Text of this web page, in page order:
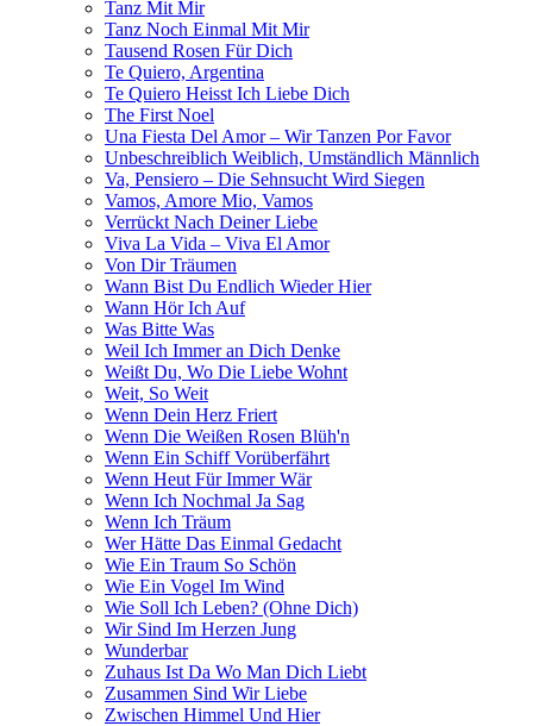
Tanz Mit Mir
Tanz Noch Einmal Mit Mir
Tausend Rosen Für Dich
Te Quiero, Argentina
Te Quiero Heisst Ich Liebe Dich
The First Noel
Una Fiesta Del Amor – Wir Tanzen Por Favor
Unbeschreiblich Weiblich, Umständlich Männlich
Va, Pensiero – Die Sehnsucht Wird Siegen
Vamos, Amore Mio, Vamos
Verrückt Nach Deiner Liebe
Viva La Vida – Viva El Amor
Von Dir Träumen
Wann Bist Du Endlich Wieder Hier
Wann Hör Ich Auf
Was Bitte Was
Weil Ich Immer an Dich Denke
Weißt Du, Wo Die Liebe Wohnt
Weit, So Weit
Wenn Dein Herz Friert
Wenn Die Weißen Rosen Blüh'n
Wenn Ein Schiff Vorüberfährt
Wenn Heut Für Immer Wär
Wenn Ich Nochmal Ja Sag
Wenn Ich Träum
Wer Hätte Das Einmal Gedacht
Wie Ein Traum So Schön
Wie Ein Vogel Im Wind
Wie Soll Ich Leben? (Ohne Dich)
Wir Sind Im Herzen Jung
Wunderbar
Zuhaus Ist Da Wo Man Dich Liebt
Zusammen Sind Wir Liebe
Zwischen Himmel Und Hier